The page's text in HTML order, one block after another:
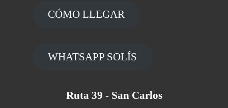
CÓMO LLEGAR
WHATSAPP SOLÍS
Ruta 39 - San Carlos